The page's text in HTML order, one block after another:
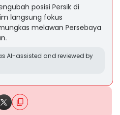
posisi Persik di
langsung fokus
melawan Persebaya
AI-assisted and reviewed by